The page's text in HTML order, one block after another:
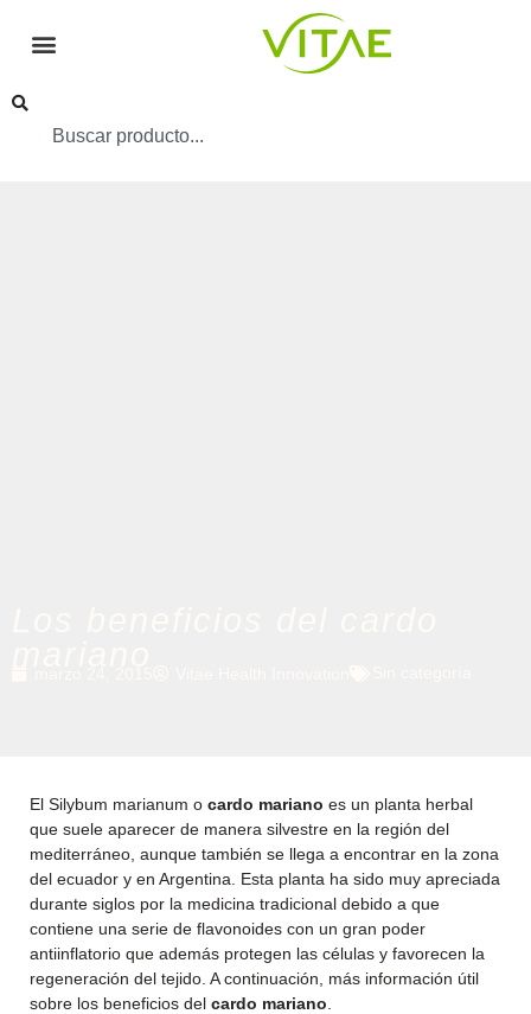
El Silybum marianum o cardo mariano es un planta herbal
que suele aparecer de manera silvestre en la región del
mediterráneo, aunque también se llega a encontrar en la zona
del ecuador y en Argentina. Esta planta ha sido muy apreciada
durante siglos por la medicina tradicional debido a que
contiene una serie de flavonoides con un gran poder
antiinflatorio que además protegen las células y favorecen la
regeneración del tejido. A continuación, más información útil
sobre los beneficios del cardo mariano